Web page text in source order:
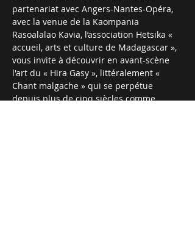
partenariat avec Angers-Nantes-Opéra,
avec la venue de la Kaompania
Rasoalalao Kavia, l’association Hetsika «
accueil, arts et culture de Madagascar »,
vous invite à découvrir en avant-scène
l'art du « Hira Gasy », littéralement «
Chant malgache » qui se perpétue
depuis plus de cinq siècles comme